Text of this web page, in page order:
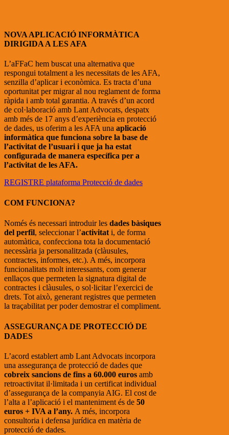
NOVA APLICACIÓ INFORMÀTICA
DIRIGIDA A LES AFA
L’aFFaC hem buscat una alternativa que
respongui totalment a les necessitats de les AFA,
senzilla d’aplicar i econòmica. Es tracta d’una
oportunitat per migrar al nou reglament de forma
ràpida i amb total garantia. A través d’un acord
de col·laboració amb Lant Advocats, despatx
amb més de 17 anys d’experiència en protecció
de dades, us oferim a les AFA una aplicació
informàtica que funciona sobre la base de
l’activitat de l’usuari i que ja ha estat
configurada de manera específica per a
l’activitat de les AFA.
REGISTRE plataforma Protecció de dades
COM FUNCIONA?
Només és necessari introduir les dades bàsiques
del perfil, seleccionar l’activitat i, de forma
automàtica, confecciona tota la documentació
necessària ja personalitzada (clàusules,
contractes, informes, etc.). A més, incorpora
funcionalitats molt interessants, com generar
enllaços que permeten la signatura digital de
contractes i clàusules, o sol·licitar l’exercici de
drets. Tot això, generant registres que permeten
la traçabilitat per poder demostrar el compliment.
ASSEGURANÇA DE PROTECCIÓ DE
DADES
L’acord establert amb Lant Advocats incorpora
una assegurança de protecció de dades que
cobreix sancions de fins a 60.000 euros amb
retroactivitat il·limitada i un certificat individual
d’assegurança de la companyia AIG. El cost de
l’alta a l’aplicació i el manteniment és de 50
euros + IVA a l’any. A més, incorpora
consultoria i defensa jurídica en matèria de
protecció de dades.